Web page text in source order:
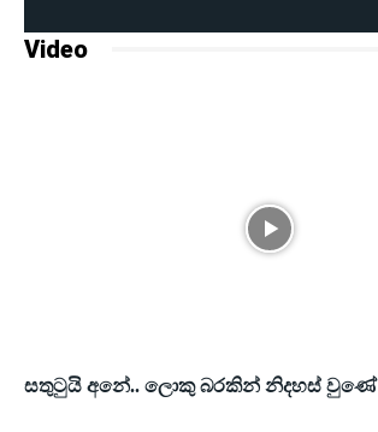
Video
සතුටුයි අනේ.. ලොකු බරකින් නිදහස් වුණේ